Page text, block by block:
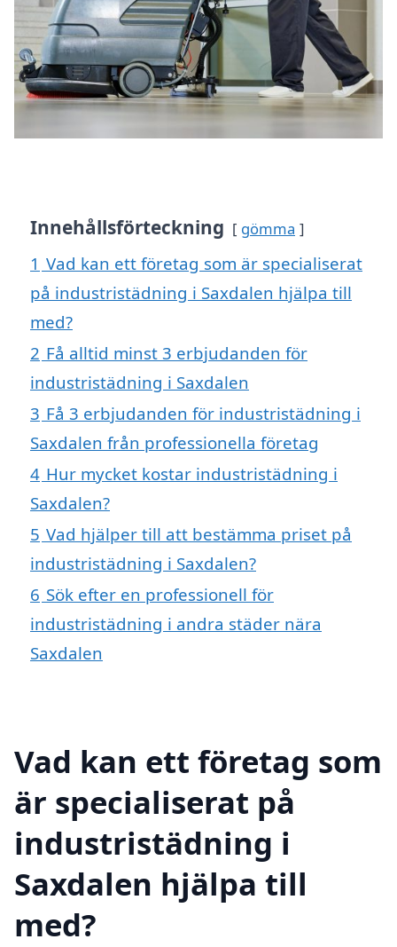
Innehållsförteckning gömma
1 Vad kan ett företag som är specialiserat
på industristädning i Saxdalen hjälpa till
med?
2 Få alltid minst 3 erbjudanden för
industristädning i Saxdalen
3 Få 3 erbjudanden för industristädning i
Saxdalen från professionella företag
4 Hur mycket kostar industristädning i
Saxdalen?
5 Vad hjälper till att bestämma priset på
industristädning i Saxdalen?
6 Sök efter en professionell för
industristädning i andra städer nära
Saxdalen
Vad kan ett företag som
är specialiserat på
industristädning i
Saxdalen hjälpa till
med?